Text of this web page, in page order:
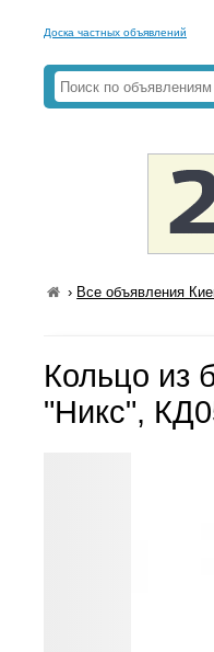
Доска частных объявлений
› Все объявления
Кольцо из
"Никс",